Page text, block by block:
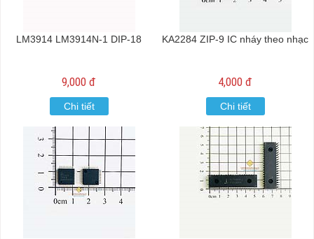
LM3914 LM3914N-1 DIP-18
9,000 đ
Chi tiết
KA2284 ZIP-9 IC nháy theo nhạc
4,000 đ
Chi tiết